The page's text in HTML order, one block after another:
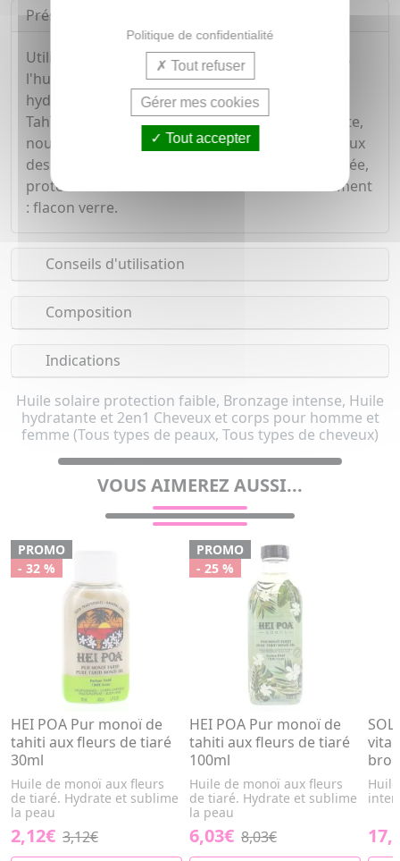
Présentation
Utilisée pour la peau ainsi que pour les cheveux,
l'huile de Monoï aux vertus protectrices et
hydratantes envoûte les sens de son parfum de
Tahïti. Associée aux fleurs de vanillier, elle hydrate,
nourrit assouplit et protège la peau et les cheveux
des agressions extérieures. Hydratante, vitaminée,
protectrice et antidessèchement. Conditionnement
: flacon verre.
Conseils d'utilisation
Composition
Indications
Huile solaire protection faible, Bronzage intense, Huile
hydratante et 2en1 Cheveux et corps pour homme et
femme (Tous types de peaux, Tous types de cheveux)
VOUS AIMEREZ AUSSI...
PROMO
- 32 %
HEI POA Pur monoï de
tahiti aux fleurs de tiaré
30ml
Huile de monoï aux fleurs
de tiaré. Hydrate et sublime
la peau
2,12€ 3,12€
PROMO
- 25 %
HEI POA Pur monoï de
tahiti aux fleurs de tiaré
100ml
Huile de monoï aux fleurs
de tiaré. Hydrate et sublime
la peau
6,03€ 8,03€
Politique de confidentialité
Tout refuser
Gérer mes cookies
Tout accepter